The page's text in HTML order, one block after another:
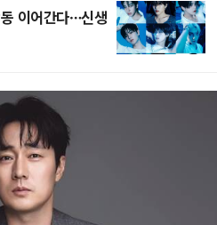
이어간다…신생